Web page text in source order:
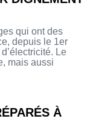
qui ont des
depuis le 1er
Le
mais aussi
À